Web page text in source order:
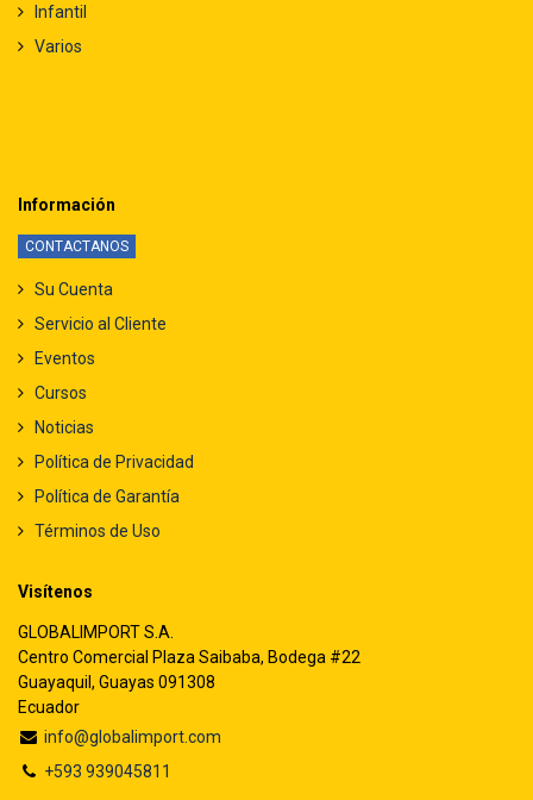
Infantil
Varios
Información
CONTACTANOS
Su Cuenta
Servicio al Cliente
Eventos
Cursos
Noticias
Política de Privacidad
Política de Garantía
Términos de Uso
Visítenos
GLOBALIMPORT S.A.
Centro Comercial Plaza Saibaba, Bodega #22
Guayaquil, Guayas 091308
Ecuador
info@globalimport.com
+593 939045811